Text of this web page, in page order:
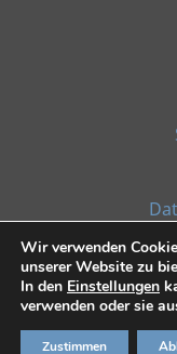
*Alle
© 2021, Surf
Wir verwenden
unserer Website zu
In den Einstellungen
verwenden oder sie
Zustimmen